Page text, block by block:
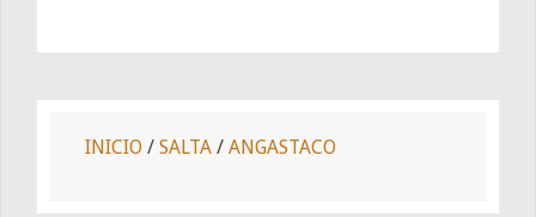
INICIO / SALTA / ANGASTACO